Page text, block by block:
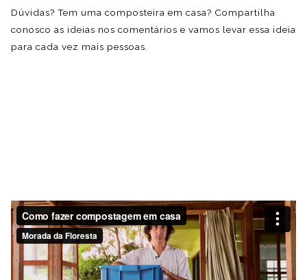
Dúvidas? Tem uma composteira em casa? Compartilha
conosco as ideias nos comentários e vamos levar essa ideia
para cada vez mais pessoas.